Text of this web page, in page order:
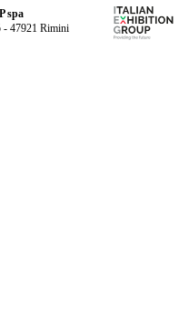
spa
- 47921 Rimini